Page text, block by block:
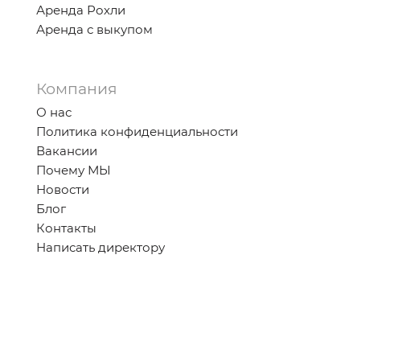
Аренда Рохли
Аренда с выкупом
Компания
О нас
Политика конфиденциальности
Вакансии
Почему МЫ
Новости
Блог
Контакты
Написать директору